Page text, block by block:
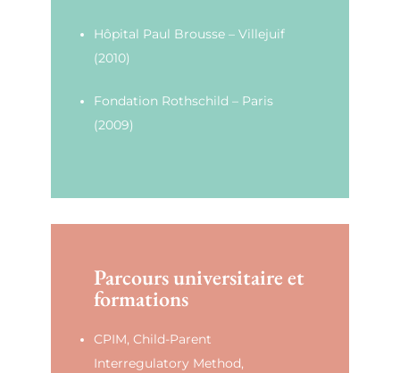
Hôpital Paul Brousse – Villejuif
(2010)
Fondation Rothschild – Paris
(2009)
Parcours universitaire et
formations
CPIM, Child-Parent
Interregulatory Method,